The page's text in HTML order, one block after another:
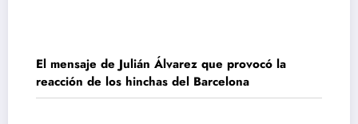
El mensaje de Julián Álvarez que provocó la
reacción de los hinchas del Barcelona